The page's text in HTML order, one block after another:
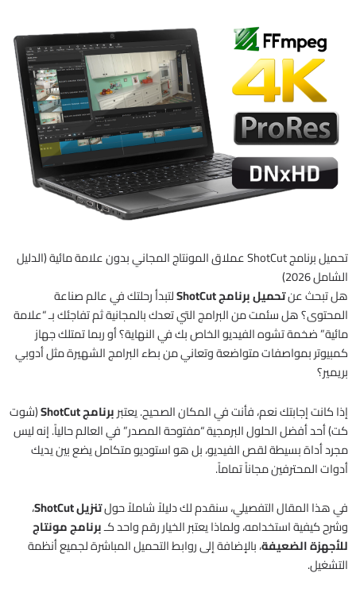
تحميل برنامج ShotCut عملاق المونتاج المجاني بدون علامة مائية (الدليل
الشامل 2026)
هل تبحث عنتحميل برنامج ShotCut
لتبدأ رحلتك في عالم صناعة
المحتوى؟ هل سئمت من البرامج التي تعدك بالمجانية ثم تفاجئك بـ “علامة
مائية” ضخمة تشوه الفيديو الخاص بك في النهاية؟ أو ربما تمتلك جهاز
كمبيوتر بمواصفات متواضعة وتعاني من بطء البرامج الشهيرة مثل أدوبي
بريمير؟
إذا كانت إجابتك نعم، فأنت في المكان الصحيح.يعتبربرنامج ShotCut
(شوت
كت) أحد أفضل الحلول البرمجية “مفتوحة المصدر” في العالم حالياً.إنه ليس
مجرد أداة بسيطة لقص الفيديو، بل هو استوديو متكامل يضع بين يديك
أدوات المحترفين مجاناً تماماً.
في هذا المقال التفصيلي، سنقدم لك دليلاً شاملاً حولتنزيل ShotCut
،
وشرح كيفية استخدامه، ولماذا يعتبر الخيار رقم واحد كـبرنامج مونتاج
للأجهزة الضعيفة، بالإضافة إلى روابط التحميل المباشرة لجميع أنظمة
التشغيل.